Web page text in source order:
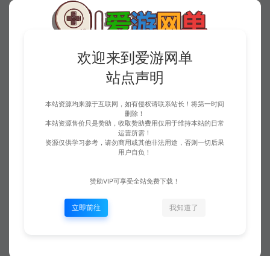
收藏 (2) 点赞 ( 3
请仔细阅读本站免责申明，如不遵守，或无法接受，请勿访问或使用本网
欢迎来到爱游网单
站点声明
本站资源均来源于互联网，如有侵权请联系站长！将第一时间
删除！
本站资源售价只是赞助，收取赞助费用仅用于维持本站的日常
运营所需！
资源仅供学习参考，请勿商用或其他非法用途，否则一切后果
用户自负！
赞助VIP可享受全站免费下载！
立即前往 我知道了